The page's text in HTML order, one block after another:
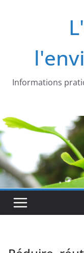
Informations